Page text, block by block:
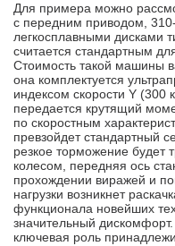
Для примера можно
с передним приводом,
легкосплавными дисками
считается стандартным
Стоимость такой машины
она комплектуется
индексом скорости Y (300
передается крутящий
по скоростным
превзойдет стандартный
резкое торможение будет
колесом, передняя ось
прохождении виражей и
нагрузки возникнет
функционала новейших
значительный
ключевая роль